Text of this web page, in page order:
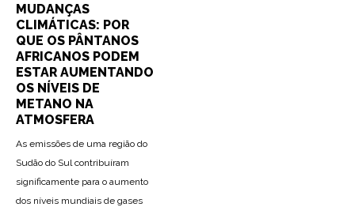
MUDANÇAS
CLIMÁTICAS: POR
QUE OS PÂNTANOS
AFRICANOS PODEM
ESTAR AUMENTANDO
OS NÍVEIS DE
METANO NA
ATMOSFERA
As emissões de uma região do
Sudão do Sul contribuíram
significamente para o aumento
dos níveis mundiais de gases